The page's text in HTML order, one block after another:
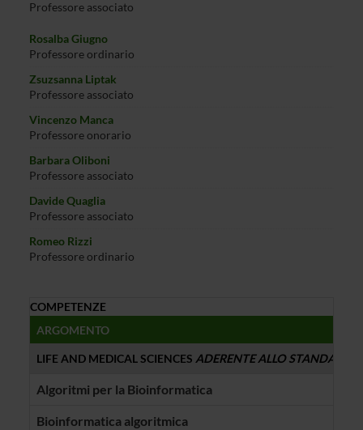
Professore associato
Rosalba Giugno
Professore ordinario
Zsuzsanna Liptak
Professore associato
Vincenzo Manca
Professore onorario
Barbara Oliboni
Professore associato
Davide Quaglia
Professore associato
Romeo Rizzi
Professore ordinario
COMPETENZE
ARGOMENTO
LIFE AND MEDICAL SCIENCES ADERENTE ALLO STANDARD
Algoritmi per la Bioinformatica
Bioinformatica algoritmica